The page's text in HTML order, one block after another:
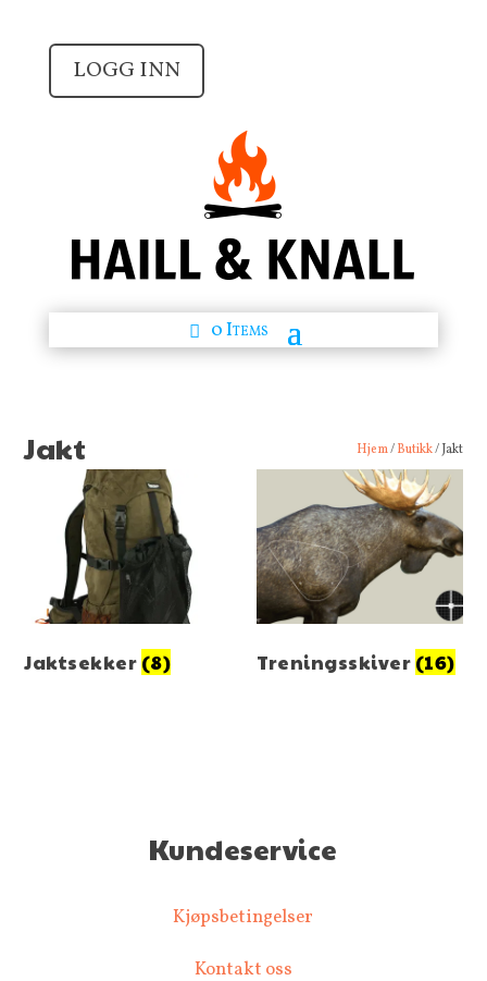
LOGG INN
0 Items
Jakt Hjem/Butikk/ Jakt
Jaktsekker (8) Treningsskiver (16)
Kundeservice
Kjøpsbetingelser
Kontakt oss